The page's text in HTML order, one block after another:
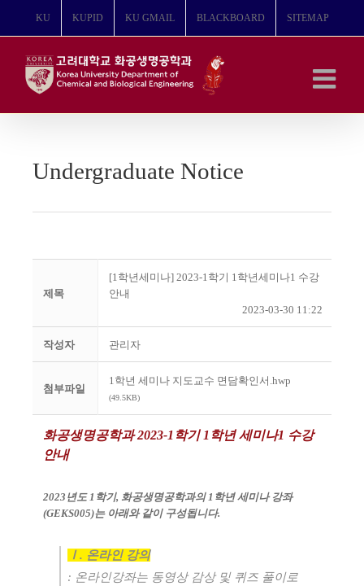
뛰
KU KUPID KU GMAIL BLACKBOARD SITEMAP
Undergraduate Notice
제목
[1학년세미나] 2023-1학기 1학년세미나1 수강
안내
2023-03-30 11:22
작성자 관리자
첨부파일
1학년 세미나 지도교수 면담확인서.hwp
(49.5KB)
화공생명공학과2023-1 학기 1 학년 세미나1 수강
안내
2023 년도 1 학기, 화공생명공학과의1 학년 세미나 강좌
(GEKS005)는 아래와 같이 구성됩니다.
Ⅰ. 온라인 강의
: 온라인강좌는 동영상 감상 및 퀴즈 풀이로